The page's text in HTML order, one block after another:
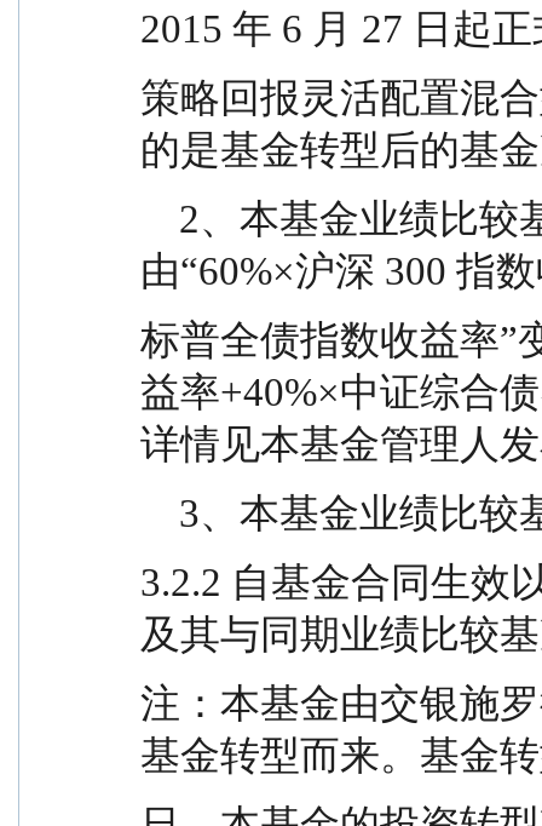
2015 年 6 月 27 日起
策略回报灵活配置混
的是基金转型后的基
由“60%×沪深 300 指
标普全债指数收益率”
益率+40%×中证综合
详情见本基金管理人
3、本基金业绩比
3.2.2 自基金合同生效
及其与同期业绩比较
注：本基金由交银施
基金转型而来。基金